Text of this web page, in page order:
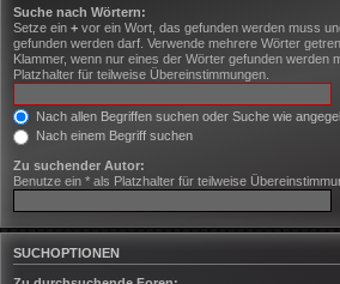
Suche nach Wörtern:
Setze ein + vor ein Wort, das gefunden werden muss
gefunden werden darf. Verwende mehrere Wörter
Klammer, wenn nur eines der Wörter gefunden werden
Platzhalter für teilweise Übereinstimmungen.
Nach allen Begriffen suchen oder Suche wie
Nach einem Begriff suchen
Zu suchender Autor:
Benutze ein * als Platzhalter für teilweise
SUCHOPTIONEN